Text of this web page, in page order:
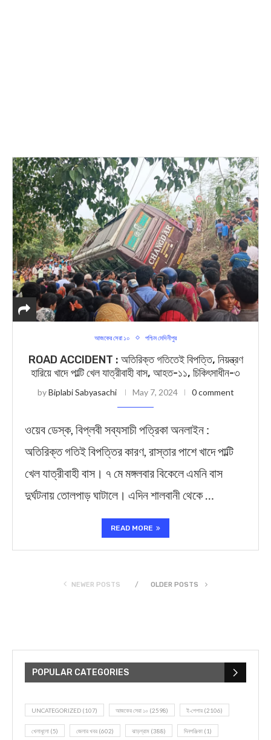
আজকের সেরা ১০ পশ্চিম মেদিনীপুর
ROAD ACCIDENT : অতিরিক্ত গতিতেই বিপত্তি, নিয়ন্ত্রণ
হারিয়ে খাদে পাল্টি খেল যাত্রীবাহী বাস, আহত-১১, চিকিৎসাধীন-৩
byBiplabi Sabyasachi May 7, 2024 0 comment
ওয়েব ডেস্ক, বিপ্লবী সব্যসাচী পত্রিকা অনলাইন :
অতিরিক্ত গতিই বিপত্তির কারণ, রাস্তার পাশে খাদে পাল্টি
খেল যাত্রীবাহী বাস। ৭ মে মঙ্গলবার বিকেলে এমনি বাস
দুর্ঘটনায় তোলপাড় ঘাটালে। এদিন শালবানী থেকে …
READ MORE
NEWER POSTS OLDER POSTS
POPULAR CATEGORIES
UNCATEGORIZED (107) আজকের সেরা ১০ (2598) ই-পেপার (2106)
খেলাধূলো (5) জেলার খবর (602) ঝাড়গ্রাম (388) দিনপঞ্জিকা (1)